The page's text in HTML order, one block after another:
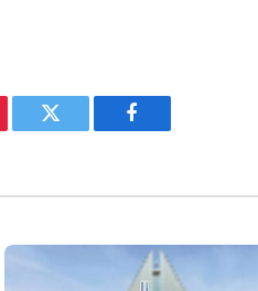
فيسبوك تويتر